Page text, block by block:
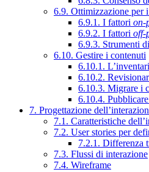
6.9. Ottimizzazione per
6.9.1. I fattori on-
6.9.2. I fattori off-
6.9.3. Strumenti
6.10. Gestire i contenuti
6.10.1.
6.10.2.
6.10.3. Migrare i
6.10.4.
7. Progettazione
7.1. Caratteristiche
7.2. User stories per
7.2.1. Differenza
7.3. Flussi di interazione
7.4. Wireframe